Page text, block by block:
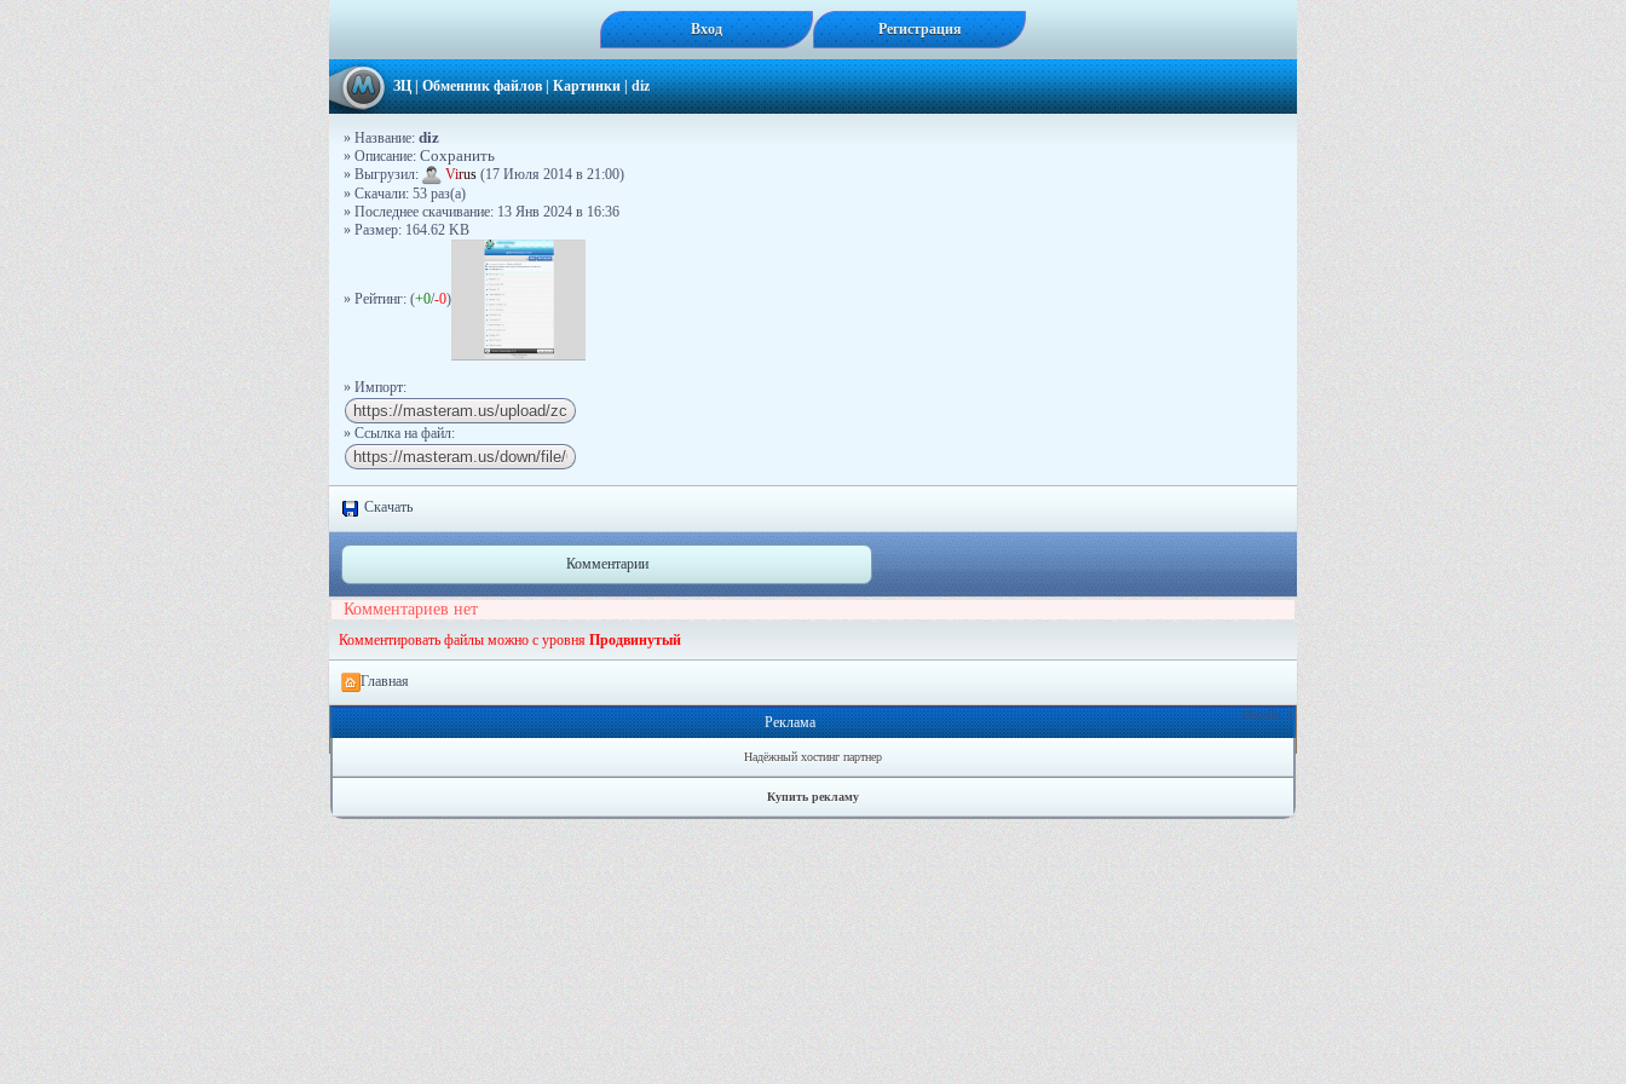
Вход Регистрация
ЗЦ|Обменник файлов|Картинки|diz
» Название: diz
» Описание: Сохранить
» Выгрузил:
Virus (17 Июля 2014 в 21:00)
» Скачали: 53 раз(a)
» Последнее скачивание: 13 Янв 2024 в 16:36
» Размер: 164.62 KB
» Рейтинг: (+0/-0)
» Импорт:
» Ссылка на файл:
Скачать
Комментарии
Комментариев нет
Комментировать файлы можно с уровня Продвинутый
Главная
Онлайн: 1
Реклама
Надёжный хостинг партнер
Купить рекламу